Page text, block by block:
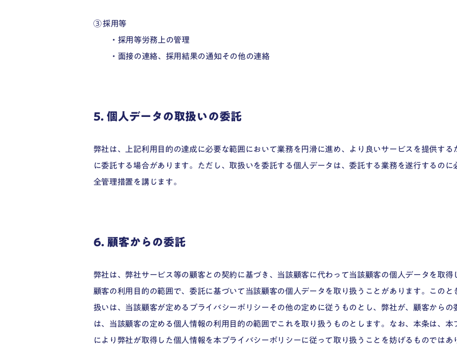
③ 採用等
・採用等労務上の管理
・面接の連絡、採用結果の通知その他の連絡
5. 個人データの取扱いの委託
弊社は、上記利用目的の達成に必要な範囲において業務を円滑に進め、より良いサービスを提供す
に委託する場合があります。ただし、取扱いを委託する個人データは、委託する業務を遂行するの
全管理措置を講じます。
6. 顧客からの委託
弊社は、弊社サービス等の顧客との契約に基づき、当該顧客に代わって当該顧客の個人データを取
顧客の利用目的の範囲で、委託に基づいて当該顧客の個人データを取り扱うことがあります。この
扱いは、当該顧客が定めるプライバシーポリシーその他の定めに従うものとし、弊社が、顧客からの
は、当該顧客の定める個人情報の利用目的の範囲でこれを取り扱うものとします。なお、本条は、
により弊社が取得した個人情報を本プライバシーポリシーに従って取り扱うことを妨げるものではあ